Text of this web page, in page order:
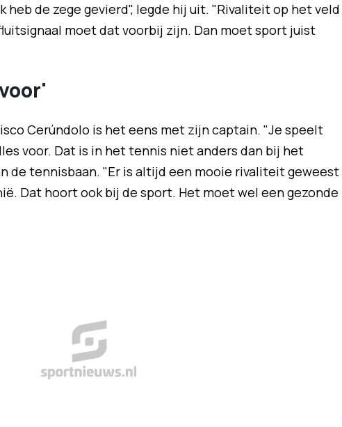
de zege gevierd", legde hij uit. "Rivaliteit op het veld
moet dat voorbij zijn. Dan moet sport juist
Cerúndolo is het eens met zijn captain. "Je speelt
voor. Dat is in het tennis niet anders dan bij het
de tennisbaan. "Er is altijd een mooie rivaliteit geweest
Dat hoort ook bij de sport. Het moet wel een gezonde